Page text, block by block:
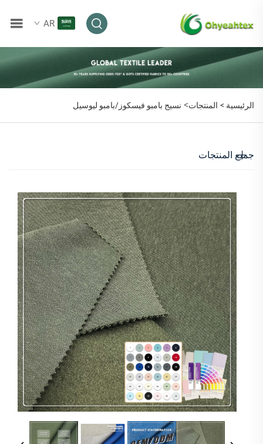
AR
الرئيسية > المنتجات> نسيج بامبو فيسكوز/بامبو ليوسيل
جميع المنتجات